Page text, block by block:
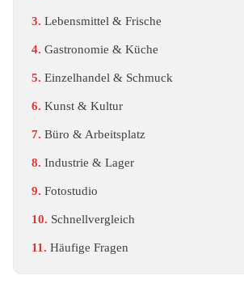
Lebensmittel & Frische
Gastronomie & Küche
Einzelhandel & Schmuck
Kunst & Kultur
Büro & Arbeitsplatz
Industrie & Lager
Fotostudio
Schnellvergleich
Häufige Fragen